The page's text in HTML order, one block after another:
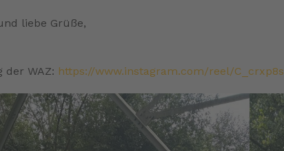
liebe Grüße,
der WAZ: https://www.instagram.com/reel/